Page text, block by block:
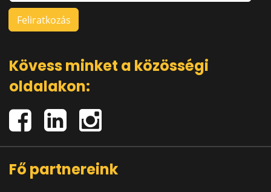
Kövess minket a közösségi
oldalakon:
Fő partnereink